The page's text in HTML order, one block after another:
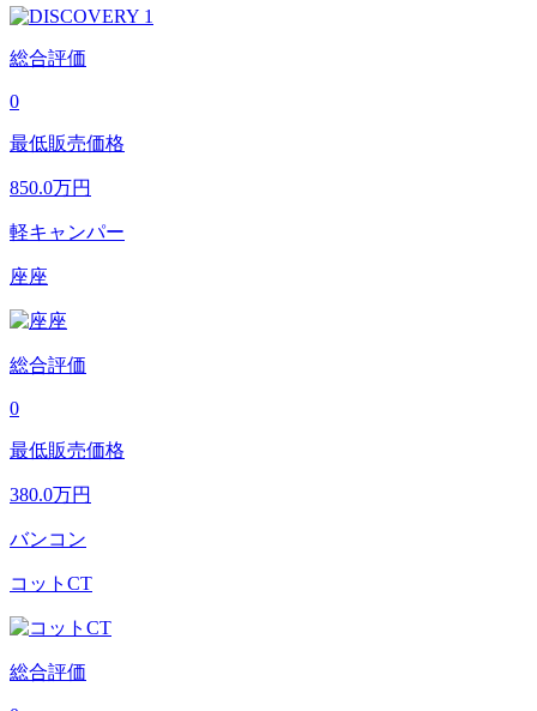
総合評価
0
最低販売価格
850.0万円
軽キャンパー
座座
総合評価
0
最低販売価格
380.0万円
バンコン
コットCT
総合評価